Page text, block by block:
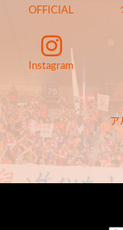
OFFICIAL
Instagram
ア